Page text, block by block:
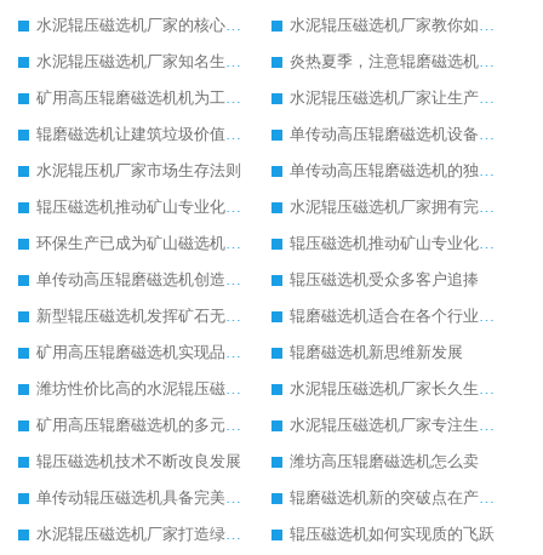
水泥辊压磁选机厂家的核心竞争力在于产品质量
水泥辊压磁选机厂家教你如何选择设备
水泥辊压磁选机厂家知名生产型企业
炎热夏季，注意辊磨磁选机的润滑油更换
矿用高压辊磨磁选机机为工业机械增光添彩
水泥辊压磁选机厂家让生产变得简单
辊磨磁选机让建筑垃圾价值升级
单传动高压辊磨磁选机设备特点
水泥辊压机厂家市场生存法则
单传动高压辊磨磁选机的独特之处
辊压磁选机推动矿山专业化发展
水泥辊压磁选机厂家拥有完善服务理念
环保生产已成为矿山磁选机机械的未来发展趋势
辊压磁选机推动矿山专业化发展
单传动高压辊磨磁选机创造更高价值
辊压磁选机受众多客户追捧
新型辊压磁选机发挥矿石无限潜力
辊磨磁选机适合在各个行业生产使用
矿用高压辊磨磁选机实现品质革命生产
辊磨磁选机新思维新发展
潍坊性价比高的水泥辊压磁选机厂家
水泥辊压磁选机厂家长久生存的关键
矿用高压辊磨磁选机的多元化发展道路
水泥辊压磁选机厂家专注生产国际领先设备
辊压磁选机技术不断改良发展
潍坊高压辊磨磁选机怎么卖
单传动辊压磁选机具备完美工作性能
辊磨磁选机新的突破点在产品质量
水泥辊压磁选机厂家打造绿色生产线
辊压磁选机如何实现质的飞跃